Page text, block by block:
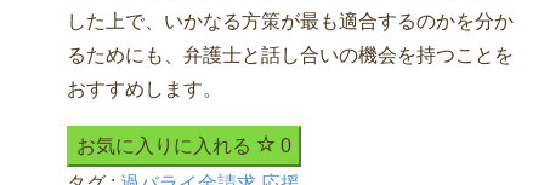
した上で、いかなる方策が最も適合するのかを分か
るためにも、弁護士と話し合いの機会を持つことを
おすすめします。
お気に入りに入れる
0